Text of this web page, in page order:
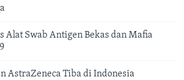
Alat Swab Antigen Bekas dan Mafia
AstraZeneca Tiba di Indonesia